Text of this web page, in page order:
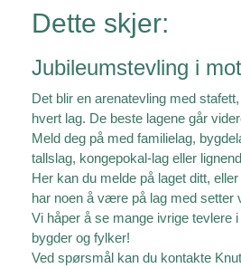
Dette skjer:
Jubileumstevling i
Det blir en arenatevling med
hvert lag. De beste lagene går
Meld deg på med familielag,
tallslag, kongepokal-lag eller
Her kan du melde på laget ditt,
har noen å være på lag med setter
Vi håper å se mange ivrige tevlere
bygder og fylker!
Ved spørsmål kan du kontakte